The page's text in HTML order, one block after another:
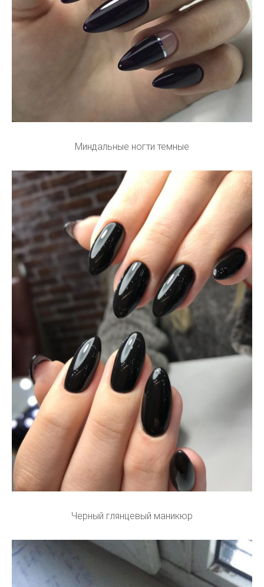
Миндальные ногти темные
Черный глянцевый маникюр